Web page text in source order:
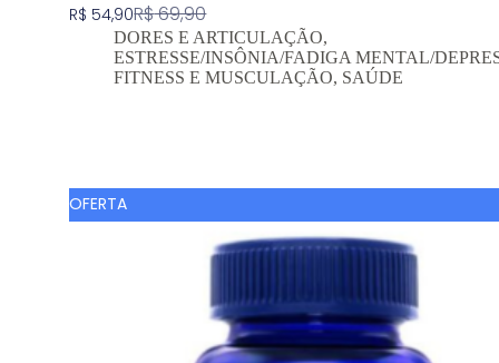
R$69,90
R$ 54,90
DORES E ARTICULAÇÃO,
ESTRESSE/INSÔNIA/FADIGA MENTAL/
FITNESS E MUSCULAÇÃO, SAÚDE
OFERTA